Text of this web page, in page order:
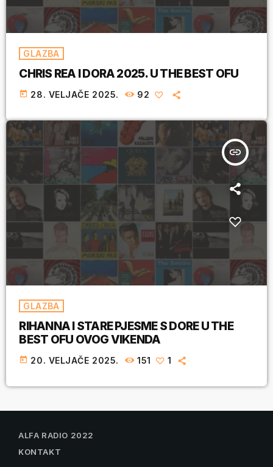
GLAZBA
CHRIS REA I DORA 2025. U THE BEST OFU
today 28. VELJAČE 2025. 92
insert_link
GLAZBA
RIHANNA I STARE PJESME S DORE U THE
BEST OFU OVOG VIKENDA
today 20. VELJAČE 2025. 151 1
ALFA RADIO 2022
KONTAKT